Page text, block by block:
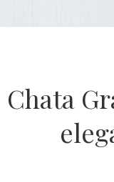
Chata